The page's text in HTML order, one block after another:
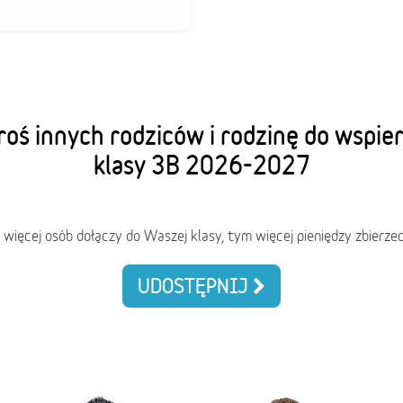
innych rodziców i rodzinę do
klasy 3B 2026-2027
więcej osób dołączy do Waszej klasy, tym więcej pieniędzy
UDOSTĘPNIJ